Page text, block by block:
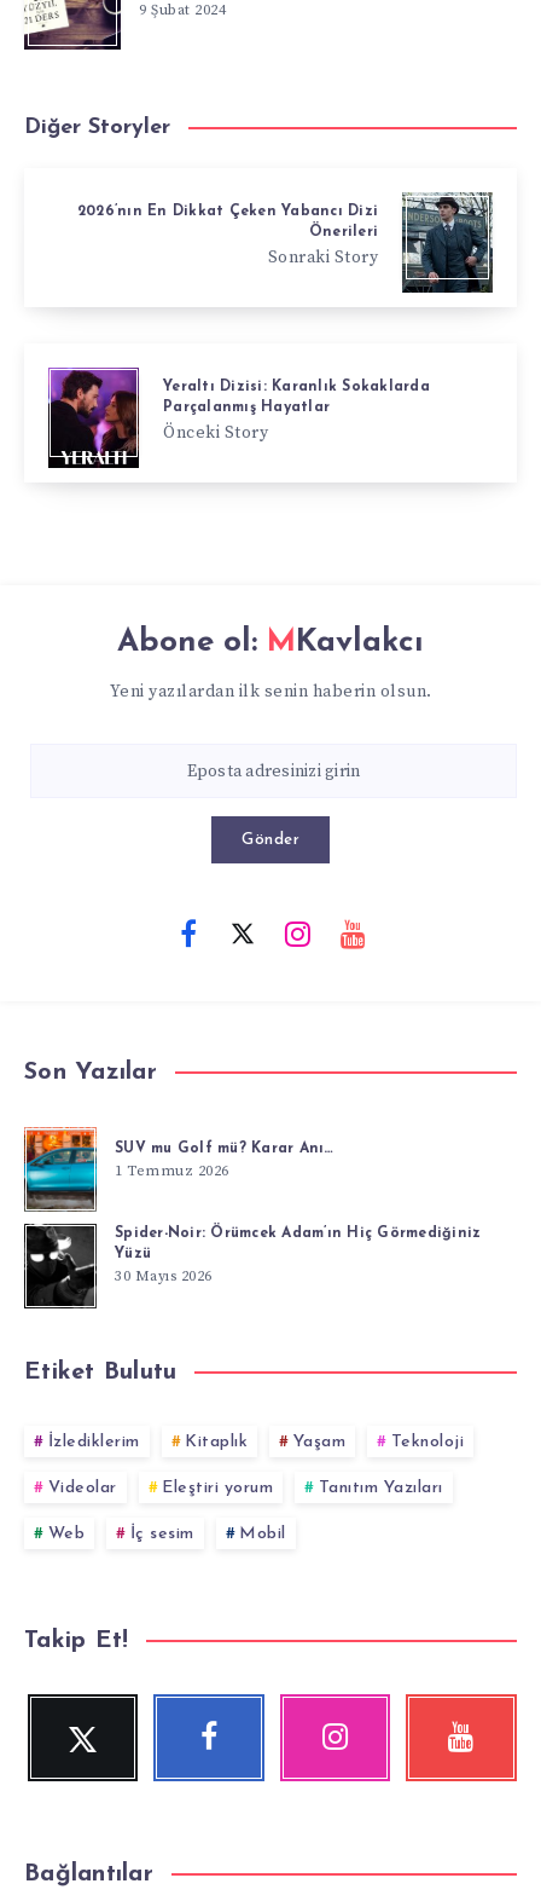
9 Şubat 2024
Diğer Storyler
2026’nın En Dikkat Çeken Yabancı Dizi
Önerileri
Sonraki Story
Yeraltı Dizisi: Karanlık Sokaklarda
Parçalanmış Hayatlar
Önceki Story
Abone ol: MKavlakcı
Yeni yazılardan ilk senin haberin olsun.
Gönder
Son Yazılar
SUV mu Golf mü? Karar Anı…
1 Temmuz 2026
Spider-Noir: Örümcek Adam’ın Hiç Görmediğiniz
Yüzü
30 Mayıs 2026
Etiket Bulutu
İzlediklerim Kitaplık Yaşam Teknoloji
Videolar Eleştiri yorum Tanıtım Yazıları
Web İç sesim Mobil
Takip Et!
Twitter Facebook Instagram
Fotoğraflarımız!
YouTube
Videolara
Bağlantılar